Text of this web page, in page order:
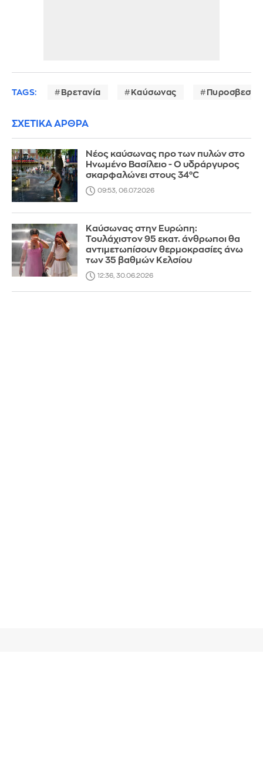
TAGS: Βρετανία Καύσωνας
ΣΧΕΤΙΚΑ ΑΡΘΡΑ
Νέος καύσωνας προ των πυλών στο
Ηνωμένο Βασίλειο - Ο υδράργυρος
σκαρφαλώνει στους 34°C
09:53, 06.07.2026
Καύσωνας στην Ευρώπη:
Τουλάχιστον 95 εκατ. άνθρωποι θα
αντιμετωπίσουν θερμοκρασίες άνω
των 35 βαθμών Κελσίου
12:36, 30.06.2026